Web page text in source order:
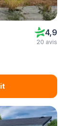
4,9
20 avis